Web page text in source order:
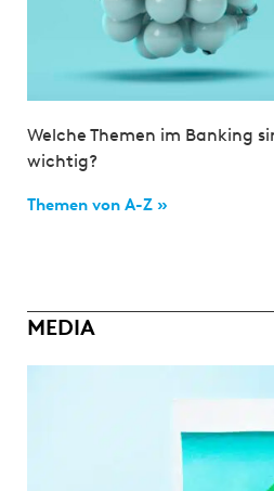
Welche Themen im Banking
wichtig?
Themen von A-Z »
MEDIA